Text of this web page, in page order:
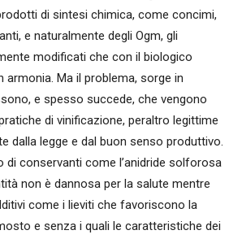
di sintesi chimica, come concimi,
e naturalmente degli Ogm, gli
modificati che con il biologico
armonia. Ma il problema, sorge in
e spesso succede, che vengono
di vinificazione, peraltro legittime
dalla legge e dal buon senso produttivo.
di conservanti come l’anidride solforosa
non è dannosa per la salute mentre
come i lieviti che favoriscono la
e senza i quali le caratteristiche dei